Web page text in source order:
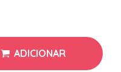
ADICIONAR